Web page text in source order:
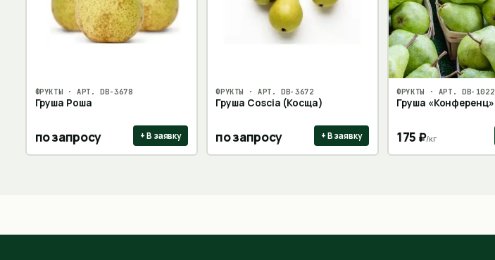
ФРУКТЫ · АРТ.DB-3678
Груша Роша
по запросу + В заявку
ФРУКТЫ · АРТ.DB-3672
Груша Coscia (Косща)
по запросу + В заявку
ФРУКТЫ · АРТ. DB-1022
Груша «Конференц»
175 ₽/кг